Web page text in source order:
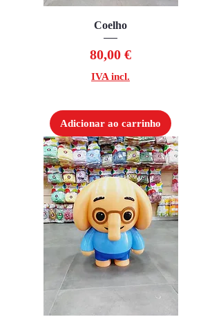
Coelho
Preço
80,00 €
IVA incl.
Adicionar ao carrinho